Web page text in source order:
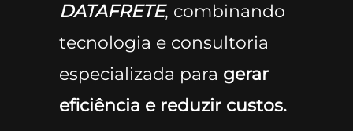
DATAFRETE, combinando
tecnologia e consultoria
especializada para gerar
eficiência e reduzir custos.